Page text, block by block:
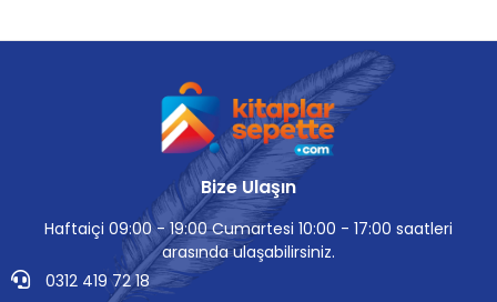
Bize Ulaşın
Haftaiçi 09:00 - 19:00 Cumartesi 10:00 - 17:00 saatleri
arasında ulaşabilirsiniz.
0312 419 72 18